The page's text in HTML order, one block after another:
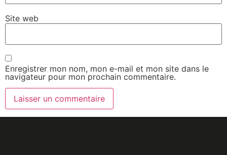
Site web
Enregistrer mon nom, mon e-mail et mon site dans le
navigateur pour mon prochain commentaire.